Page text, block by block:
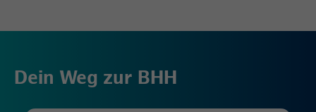
Dein Weg zur BHH